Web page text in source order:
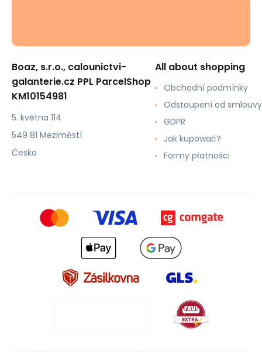
Boaz, s.r.o., calounictvi-
galanterie.cz PPL ParcelShop
KM10154981
5. května 114
549 81 Meziměstí
Česko
All about shopping
Obchodní podmínky
Odstoupení od smlouvy
GDPR
Jak kupować?
Formy płatności